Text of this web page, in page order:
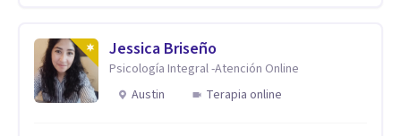
Jessica Briseño
Psicología Integral -Atención Online
Austin
Terapia online